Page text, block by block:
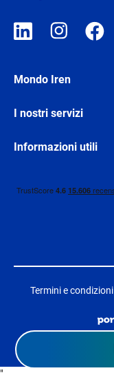
Mondo Iren
I nostri servizi
Informazioni utili
Termini e condizioni